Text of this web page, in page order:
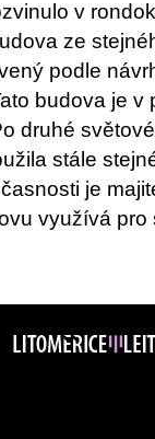
v
ze
podle
budova je v
druhé
stále
je
využívá